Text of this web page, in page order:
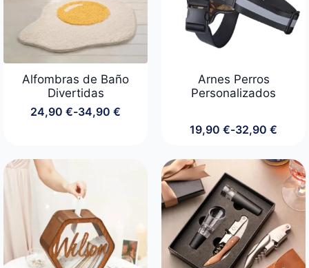
Alfombras de Baño
Divertidas
24,90 €-34,90 €
Rango
hasta
34,90 €
Arnes Perros
Personalizados
19,90 €-32,90 €
Rango
precios:
desde
19,90 €
hasta
32,90 €